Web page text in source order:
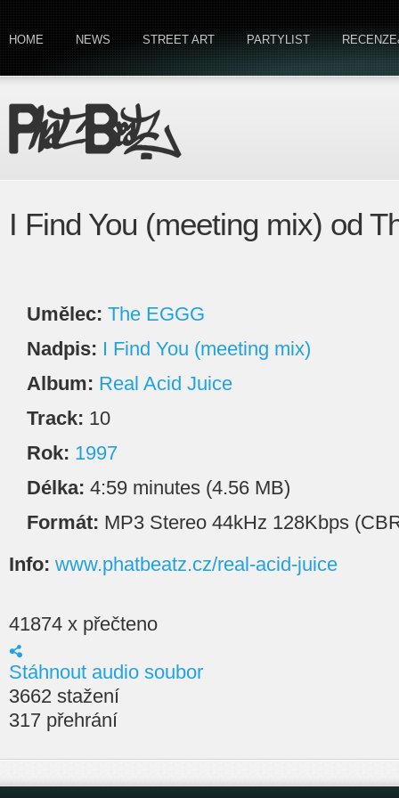
HOME NEWS STREET ART PARTYLIST
I Find You (meeting mix) od
Umělec: The EGGG
Nadpis: I Find You (meeting mix)
Album: Real Acid Juice
Track: 10
Rok: 1997
Délka: 4:59 minutes (4.56 MB)
Formát: MP3 Stereo 44kHz 128Kbps
Info: www.phatbeatz.cz/real-acid-juice
41874 x přečteno
Stáhnout audio soubor
3662 stažení
317 přehrání